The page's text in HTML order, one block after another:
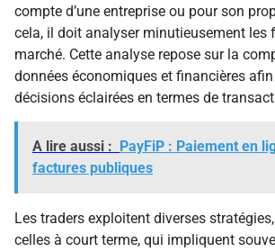
compte d’une entreprise ou pour son
cela, il doit analyser minutieusement les
marché. Cette analyse repose sur la
données économiques et financières
décisions éclairées en termes de
A lire aussi :
PayFiP : Paiement en
factures publiques
Les traders exploitent diverses
celles à court terme, qui impliquent